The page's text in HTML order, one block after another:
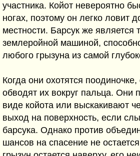
участника. Койот невероятно
ногах, поэтому он легко ловит
местности. Барсук же является
землеройной машиной,
любого грызуна из самой
Когда они охотятся поодиночке,
обводят их вокруг пальца. Они
виде койота или выскакивают
выход на поверхность, если
барсука. Однако против
шансов на спасение не